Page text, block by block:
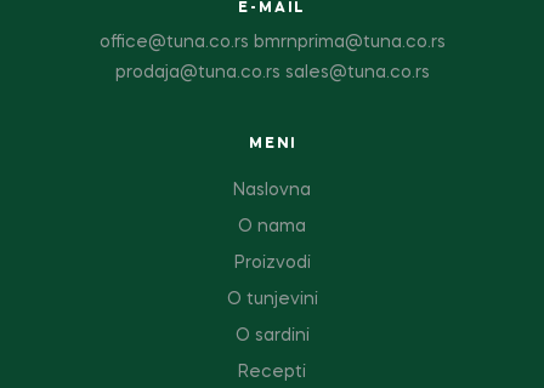
E-MAIL
office@tuna.co.rs bmrnprima@tuna.co.rs
prodaja@tuna.co.rs sales@tuna.co.rs
MENI
Naslovna
O nama
Proizvodi
O tunjevini
O sardini
Recepti